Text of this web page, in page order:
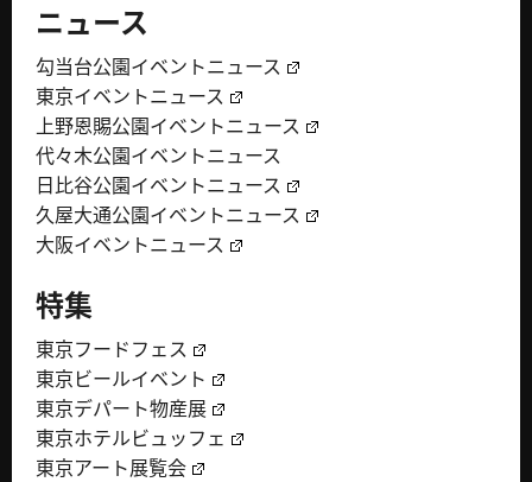
ニュース
勾当台公園イベントニュース
東京イベントニュース
上野恩賜公園イベントニュース
代々木公園イベントニュース
日比谷公園イベントニュース
久屋大通公園イベントニュース
大阪イベントニュース
特集
東京フードフェス
東京ビールイベント
東京デパート物産展
東京ホテルビュッフェ
東京アート展覧会